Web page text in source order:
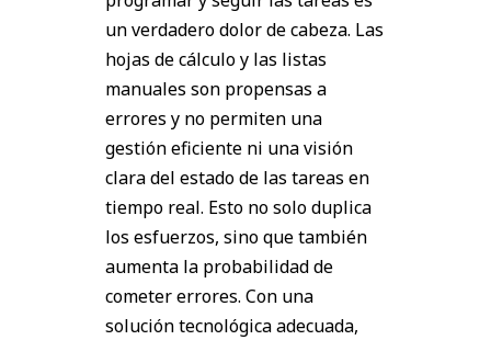
un verdadero dolor de cabeza. Las
hojas de cálculo y las listas
manuales son propensas a
errores y no permiten una
gestión eficiente ni una visión
clara del estado de las tareas en
tiempo real. Esto no solo duplica
los esfuerzos, sino que también
aumenta la probabilidad de
cometer errores. Con una
solución tecnológica adecuada,